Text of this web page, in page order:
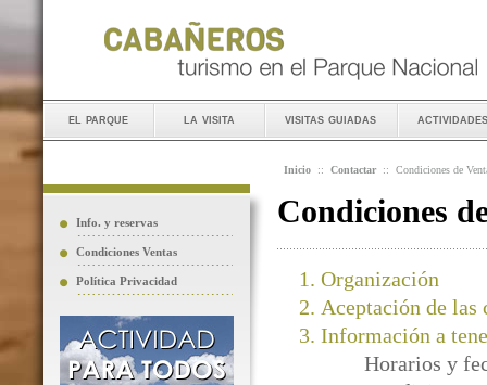
el parque la visita visitas guiadas actividades
Info. y reservas
Condiciones Ventas
Política Privacidad
Inicio :: Contactar :: Condiciones de
Condiciones
Organización
Aceptación de las
Información a
Horarios y